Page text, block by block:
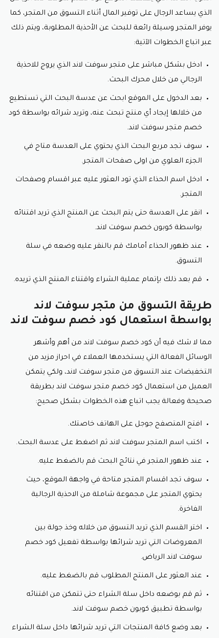
أحذية رجالية بدون أصبع
كما يحرص المتجر على توفير كافة أنواع الأحذية التي تناسب
بدون اصبع ونجد في هذا القسم الاحذية سواء المقفولة من
والالوان المتنوعة ويتم إطلاق هذه الأحذية بأسعار خارج
التوقعات عند استعمال وسيلة التخفيض المؤكدة كود
أحذية رجالية ذات نعل منخفض
ويبحث عن هذه النوعية من الأحذية الرجل العصري الأنيق
الذي يبحث عن الراحة أثناء ارتداء حذاء راقي ومميز، وتتعدد
ويستعرض المتجر كل هذه الأنواع الفاخرة بأسعار بسيطة
جدًا عند نسخ ولصق كود خصم متجر سوفت لاند.
التخفيضات
يخصص متجر سوفت لاند قسم للتخفيضات، حيث يتم
عرض الأحذية المخفضة من خلاله، ويقوم العميل بشرائها
بأسعار في متناول اليد كما يمكن تطبيق كود خصم سوفت
لاند عليها للحصول على خصم مضاعف.
يعتبر كود خصم سوفت لاند من أهم المميزات التي تجذب
العملاء للشراء من متجر سوفت لاند، حيث يقوم المتجر
التوفير الفعلي للمال أثناء التسوق من المتجر، ومن مميزات
توفير النقود
تستطيع بكل سهولة استعمال كوبون خصم سوفت لاند
أثناء التسوق من المتجر الإلكتروني سوفت لاند حيث يقوم
خصم متجر سوفت لاند في الحقل المخصص له، مما يسمح
شراء أكثر من حذاء
عند استعمال كود خصم سوفت لاند سوف تتمكن بكل
يمنحك الفرصة للحصول على خصم كبير أثناء التسوق من
المتجر، لذا تستطيع بكل سهولة أن تستغل هذا الفارق في
زيادة الثقة في المتجر
تزداد ثقة العميل في متجر سوفت لاند وذلك لأنه يقوم
بتقديم كود خصم سوفت لاند الذي يمكن العميل من شراء
وبسبب مصداقية المتجر في تحقيق الخصم من خلال الكود
تزداد ثقة العملاء بشكل كبير في متجر سوفت لاند.
مشاركة كود خصم سوفت لاند 2024
الذي يساعد الرجال على توفير المال أثناء التسوق من المتجر، كما
يوفر المتجر وسيلة رائعة للبحث عن الأحذية المطلوبة، ويتم ذلك
عبر اتباع الخطوات الآتية:
ادخل بشكل مباشر على متجر سوفت لاند الذي يروج للاحذية
الرجالي من خلال محرك البحث.
بعد الدخول على الموقع ابحث عن عدسة البحث التي تستطيع
من خلالها إيجاد أي منتج تبحث عنه، وتريد شرائه بواسطة كود
خصم متجر سوفت لاند.
سوف تجد مربع البحث الذي يحتوي على العدسة متاح في
الجزء العلوي من اولى صفحات المتجر.
ادخل اسم الحذاء الذي تود العثور عليه عبر اقسام وصفحات
المتجر.
انقر على العدسة حتى يتم البحث عن المنتج الذي تريد اقتنائه
بواسطة كوبون خصم سوفت لاند.
عند ظهور الحذاء أمامك قم بالنقر عليه وضعه في سلة
التسوق.
قم بعد ذلك بإتمام عملية الشراء واقتناء المنتج الذي تريده.
طريقة التسوق من متجر سوفت لاند
بواسطة استعمال كود خصم سوفت لاند
مما لا شك فيه أن كود خصم سوفت لاند من أهم وأشهر
الوسائل الفعالة التي يستخدمها العملاء في احراز مزيد من
التخفيضات عند التسوق من متجر سوفت لاند، ولكي يتمكن
العميل من استعمال كود خصم متجر سوفت لاند بطريقة
صحيحة وفعالة يجب اتباع هذه الخطوات بشكل صحيح:
افتح المتصفح جوجل على الهاتف خاصتك.
اكتب اسم المتجر سوفت لاند ثم اضغط على عدسة البحث.
عند ظهور المتجر في نتائج البحث قم بالضغط عليه.
سوف تجد اقسام المتجر متاحة في واجهة الموقع، حيث
يحتوي المتجر على مجموعة شاملة من الاحذية الرجالية
الفاخرة.
اختر القسم الذي تريد التسوق من خلاله وخذ جولة بين
المعروضات التي تريد شرائها بواسطة تفعيل كود خصم
سوفت لاند الرياض.
عند العثور على المنتج المطلوب قم بالضغط عليه.
ثم قم بوضعه داخل سلة الشراء حتى تتمكن من اقتنائه
بواسطة تطبيق كوبون خصم سوفت لاند.
بعد وضع كافة المنتجات التي تريد شرائها داخل سلة الشراء